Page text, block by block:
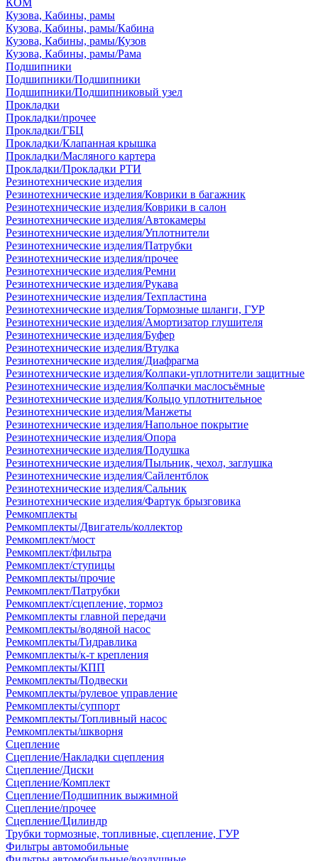
КОМ
Кузова, Кабины, рамы
Кузова, Кабины, рамы/Кабина
Кузова, Кабины, рамы/Кузов
Кузова, Кабины, рамы/Рама
Подшипники
Подшипники/Подшипники
Подшипники/Подшипниковый узел
Прокладки
Прокладки/прочее
Прокладки/ГБЦ
Прокладки/Клапанная крышка
Прокладки/Масляного картера
Прокладки/Прокладки РТИ
Резинотехнические изделия
Резинотехнические изделия/Коврики в багажник
Резинотехнические изделия/Коврики в салон
Резинотехнические изделия/Автокамеры
Резинотехнические изделия/Уплотнители
Резинотехнические изделия/Патрубки
Резинотехнические изделия/прочее
Резинотехнические изделия/Ремни
Резинотехнические изделия/Рукава
Резинотехнические изделия/Техпластина
Резинотехнические изделия/Тормозные шланги, ГУР
Резинотехнические изделия/Амортизатор глушителя
Резинотехнические изделия/Буфер
Резинотехнические изделия/Втулка
Резинотехнические изделия/Диафрагма
Резинотехнические изделия/Колпаки-уплотнители защитные
Резинотехнические изделия/Колпачки маслосъёмные
Резинотехнические изделия/Кольцо уплотнительное
Резинотехнические изделия/Манжеты
Резинотехнические изделия/Напольное покрытие
Резинотехнические изделия/Опора
Резинотехнические изделия/Подушка
Резинотехнические изделия/Пыльник, чехол, заглушка
Резинотехнические изделия/Сайлентблок
Резинотехнические изделия/Сальник
Резинотехнические изделия/Фартук брызговика
Ремкомплекты
Ремкомплекты/Двигатель/коллектор
Ремкомплект/мост
Ремкомплект/фильтра
Ремкомплект/ступицы
Ремкомплекты/прочие
Ремкомплект/Патрубки
Ремкомплект/сцепление, тормоз
Ремкомплекты главной передачи
Ремкомплекты/водяной насос
Ремкомплекты/Гидравлика
Ремкомплекты/к-т крепления
Ремкомплекты/КПП
Ремкомплекты/Подвески
Ремкомплекты/рулевое управление
Ремкомплекты/суппорт
Ремкомплекты/Топливный насос
Ремкомплекты/шкворня
Сцепление
Сцепление/Накладки сцепления
Сцепление/Диски
Сцепление/Комплект
Сцепление/Подшипник выжимной
Сцепление/прочее
Сцепление/Цилиндр
Трубки тормозные, топливные, сцепление, ГУР
Фильтры автомобильные